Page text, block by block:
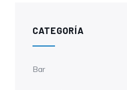
CATEGORÍA
Bar